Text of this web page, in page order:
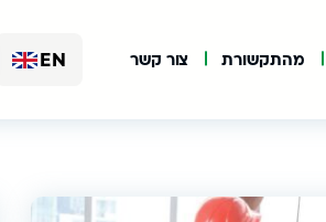
מהתקשורת צור קשר EN